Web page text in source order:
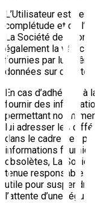
L’Utilisateur est
complétude et de
La Société des
également la
fournies par lui-
données sur ce Site.
En cas d’adhésion à
fournir des
permettant
lui adresser les
dans le cadre des
informations
obsolètes, La
tenue responsable
utile pour suspendre
l’attente d’une